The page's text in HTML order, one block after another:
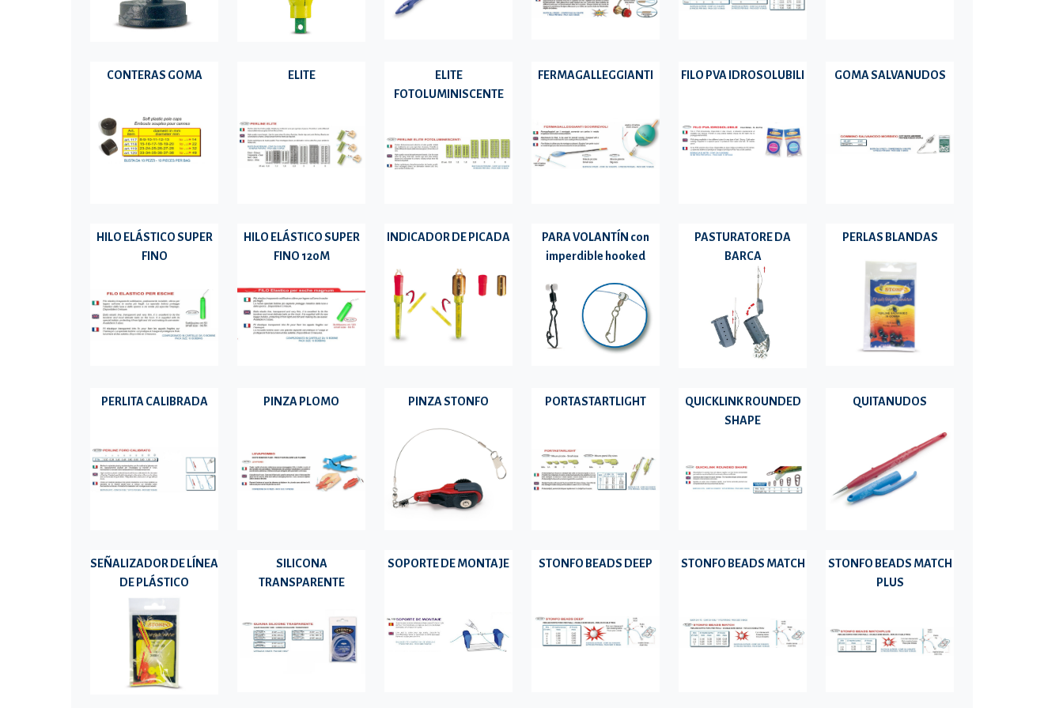
CONTERAS GOMA ELITE
ELITE
FOTOLUMINISCENTE
FERMAGALLEGGIANTI FILO PVA IDROSOLUBILI GOMA SALVANUDOS
HILO ELÁSTICO SUPER
FINO
HILO ELÁSTICO SUPER
FINO 120M
INDICADOR DE PICADA
PARA VOLANTÍN con
imperdible hooked
PASTURATORE DA
BARCA
PERLAS BLANDAS
PERLITA CALIBRADA PINZA PLOMO PINZA STONFO PORTASTARTLIGHT
QUICKLINK ROUNDED
SHAPE
QUITANUDOS
SEÑALIZADOR DE LÍNEA
DE PLÁSTICO
SILICONA
TRANSPARENTE
SOPORTE DE MONTAJE STONFO BEADS DEEP STONFO BEADS MATCH
STONFO BEADS MATCH
PLUS